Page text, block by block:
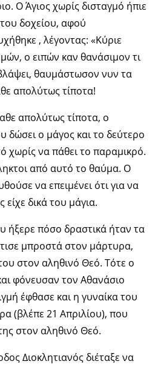
Ο Άγιος χωρίς δισταγμό ήπιε
δοχείου, αφού
, λέγοντας: «Κύριε
ο ειπών καν θανάσιμον τι
θαυμάστωσον νυν τα
απολύτως τίποτα!
απολύτως τίποτα, ο
δώσει ο μάγος και το δεύτερο
χωρίς να πάθει το παραμικρό.
από αυτό το θαύμα. Ο
να επειμένει ότι για να
είχε δικά του μάγια.
ήξερε πόσο δραστικά ήταν τα
μπροστά στον μάρτυρα,
στον αληθινό Θεό. Τότε ο
φόνευσαν τον Αθανάσιο
έφθασε και η γυναίκα του
(βλέπε 21 Απριλίου), που
στον αληθινό Θεό.
Διοκλητιανός διέταξε να